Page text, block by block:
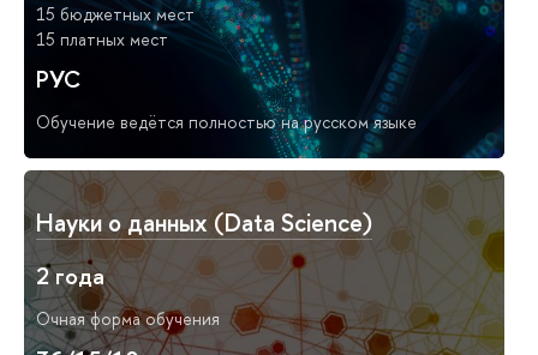
15 бюджетных мест
15 платных мест
РУС
Обучение ведётся полностью на русском языке
Науки о данных (Data Science)
2 года
Очная форма обучения